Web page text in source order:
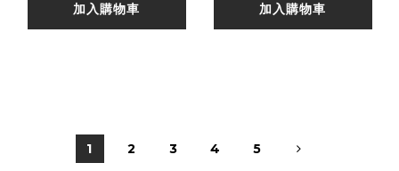
加入購物車 加入購物車
1 2 3 4 5